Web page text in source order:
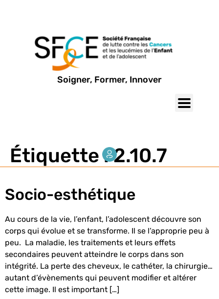
Soigner, Former, Innover
Étiquette :2.10.7
Socio-esthétique
Au cours de la vie, l’enfant, l’adolescent découvre son
corps qui évolue et se transforme. Il se l’approprie peu à
peu. La maladie, les traitements et leurs effets
secondaires peuvent atteindre le corps dans son
intégrité. La perte des cheveux, le cathéter, la chirurgie…
autant d’évènements qui peuvent modifier et altérer
cette image. Il est important […]